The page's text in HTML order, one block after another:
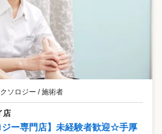
ソロジー / 施術者
店
ジー専門店】未経験者歓迎☆手厚